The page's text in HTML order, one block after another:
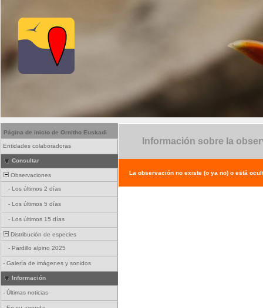
Página de inicio de Ornitho Euskadi
Entidades colaboradoras
Consultar
Observaciones
- Los últimos 2 días
- Los últimos 5 días
- Los últimos 15 días
Distribución de especies
- Pardillo alpino 2025
- Galería de imágenes y sonidos
Información
- Últimas noticias
Información sobre la
La observación no existe (o ya no) o está